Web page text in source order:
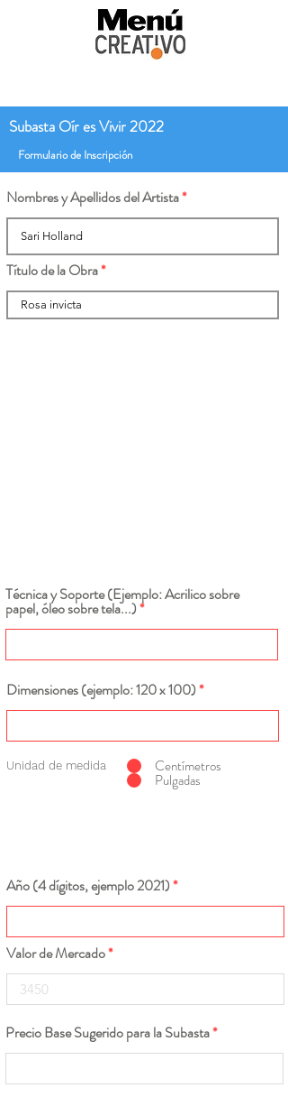
Subasta Oír es Vivir 2022
Formulario de Inscripción
Nombres y Apellidos del Artista
Título de la Obra
Técnica y Soporte (Ejemplo: Acrilico sobre
papel, óleo sobre tela...)
Dimensiones (ejemplo: 120 x 100)
Unidad de medida Centímetros
Pulgadas
Año (4 dígitos, ejemplo 2021)
Valor de Mercado
Precio Base Sugerido para la Subasta